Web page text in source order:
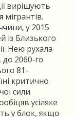
вирішують
у 2015
із Близького
Нею рухала
до 2060-го
81-
критично
сили.
усіляке
у блок, якщо